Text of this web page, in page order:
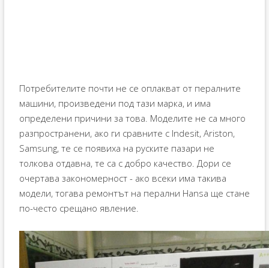
Потребителите почти не се оплакват от пералните
машини, произведени под тази марка, и има
определени причини за това. Моделите не са много
разпространени, ако ги сравните с Indesit, Ariston,
Samsung, те се появиха на руските пазари не
толкова отдавна, те са с добро качество. Дори се
очертава закономерност - ако всеки има такива
модели, тогава ремонтът на перални Hansa ще стане
по-често срещано явление.